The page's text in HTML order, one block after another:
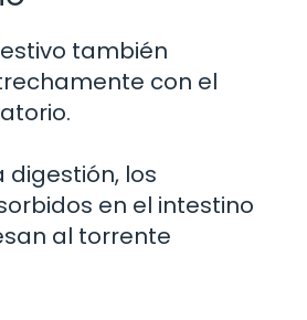
también
con el
digestión, los
en el intestino
al torrente